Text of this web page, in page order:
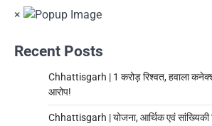
×
Recent Posts
Chhattisgarh | 1 करोड़ रिश्वत, हवाला
आरोप!
Chhattisgarh | योजना, आर्थिक एवं